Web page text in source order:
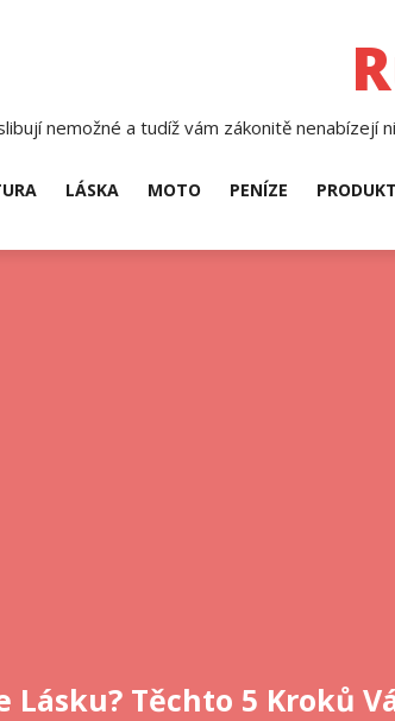
nemožné a tudíž vám zákonitě
LÁSKA MOTO PENÍZE
Lásku? Těchto 5 Kroků